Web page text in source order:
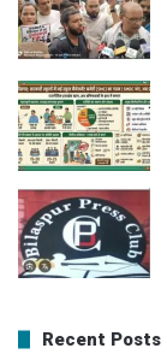
Recent Posts